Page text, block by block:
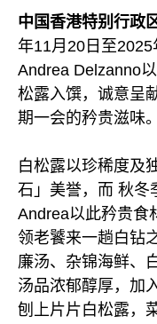
中国香港特别行政
年11月20日至
Andrea Delzanno
松露入馔，诚意呈
期一会的矜贵滋味。
白松露以珍稀度及
石」美誉，而 秋冬
Andrea以此矜贵食
领老饕来一趟白钻
廉汤、杂锦海鲜、
汤品浓郁醇厚，加
刨上片片白松露，